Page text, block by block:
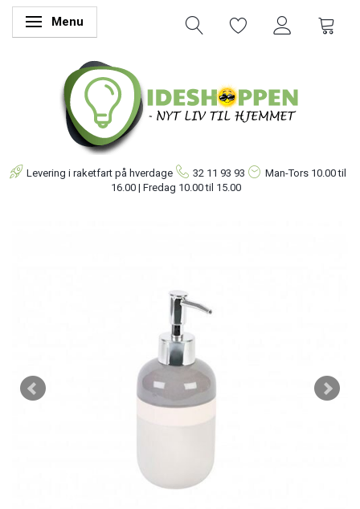
Skifte navigation
Menu
Levering i raketfart på hverdage 32 11 93 93 Man-Tors 10.00 til
16.00 | Fredag 10.00 til 15.00